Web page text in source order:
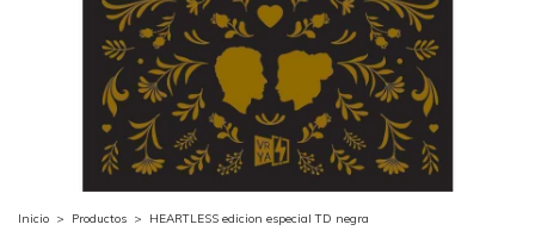
Inicio > Productos > HEARTLESS edicion especial TD negra